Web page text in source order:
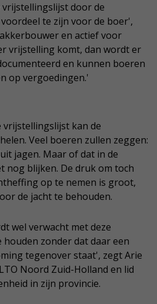
door de
te zijn voor de boer',
en actief voor
vrijstelling komt, dan wordt er
en kunnen boeren
op vergoedingen.'
vrijstellingslijst kan de
Veel boeren zullen zeggen:
jagen. Maar of dat in de
nog blijken. De druk om toch
op te nemen is groot,
de jacht te behouden.
wel verwacht met deze
zonder dat daar een
tegenover staat', zegt Arie
Noord Zuid-Holland en lid
in zijn provincie.